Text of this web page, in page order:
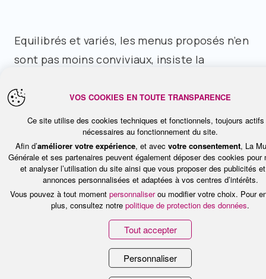
Equilibrés et variés, les menus proposés n’en
sont pas moins conviviaux, insiste la
forcenés en matière de nutrition. Manger
doit rester un plaisir. C’est l’un des aspects
que nous essayons de mettre en avant avec,
par exemple, une soirée crêpes sucrées, ou
encore des menus spéciaux les veilles de
mercredi ou de week-end. »
Quant aux recettes – deux par semaine –,
VOS COOKIES EN TOUTE TRANSPARENCE
Ce site utilise des cookies techniques et fonctionnels, toujours
nécessaires au fonctionnement du site.
Afin d’améliorer votre expérience, et avec votre consentement, La
Générale et ses partenaires peuvent également déposer des cookies pour
et analyser l’utilisation du site ainsi que vous proposer des publicités
annonces personnalisées et adaptées à vos centres d’intérêts.
Vous pouvez à tout moment personnaliserou modifier votre choix. Pour
plus, consultez notre politique de protection des données.
Tout accepter
Personnaliser